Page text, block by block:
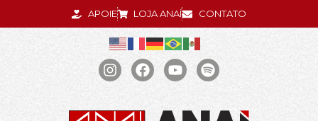
APOIE LOJA ANAÍ CONTATO